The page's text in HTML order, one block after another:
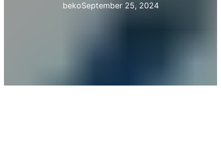
bekoSeptember 25, 2024